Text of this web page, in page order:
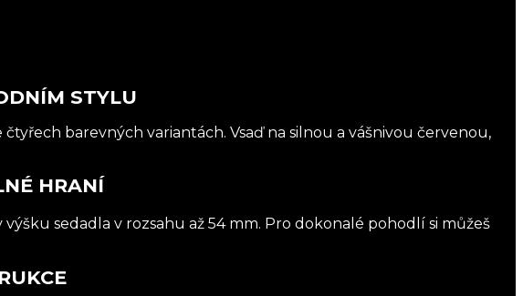
STYLU
barevných variantách. Vsaď na silnou a vášnivou červenou,
HRANÍ
sedadla v rozsahu až 54 mm. Pro dokonalé pohodlí si můžeš